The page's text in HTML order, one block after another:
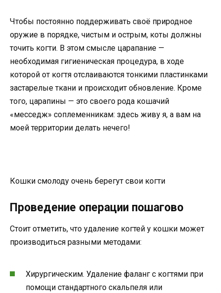
Чтобы постоянно поддерживать своё природное
оружие в порядке, чистым и острым, коты должны
точить когти. В этом смысле царапание —
необходимая гигиеническая процедура, в ходе
которой от когтя отслаиваются тонкими пластинками
застарелые ткани и происходит обновление. Кроме
того, царапины — это своего рода кошачий
«месседж» соплеменникам: здесь живу я, а вам на
моей территории делать нечего!
Кошки смолоду очень берегут свои когти
Проведение операции пошагово
Стоит отметить, что удаление когтей у кошки может
производиться разными методами:
Хирургическим. Удаление фаланг с когтями при
помощи стандартного скальпеля или